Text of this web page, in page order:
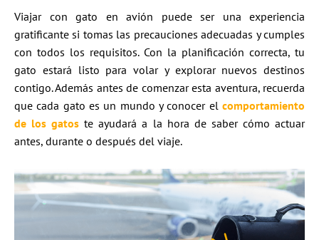
Viajar con gato en avión puede ser una experiencia
gratificante si tomas las precauciones adecuadas y cumples
con todos los requisitos. Con la planificación correcta, tu
gato estará listo para volar y explorar nuevos destinos
contigo. Además antes de comenzar esta aventura, recuerda
que cada gato es un mundo y conocer el comportamiento
de los gatos te ayudará a la hora de saber cómo actuar
antes, durante o después del viaje.